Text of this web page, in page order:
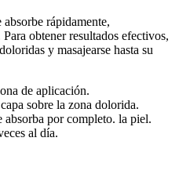
rápidamente,
obtener resultados efectivos,
y masajearse hasta su
de aplicación.
sobre la zona dolorida.
absorba por completo. la piel.
al día.